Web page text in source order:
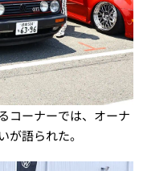
コーナーでは、オーナ
が語られた。